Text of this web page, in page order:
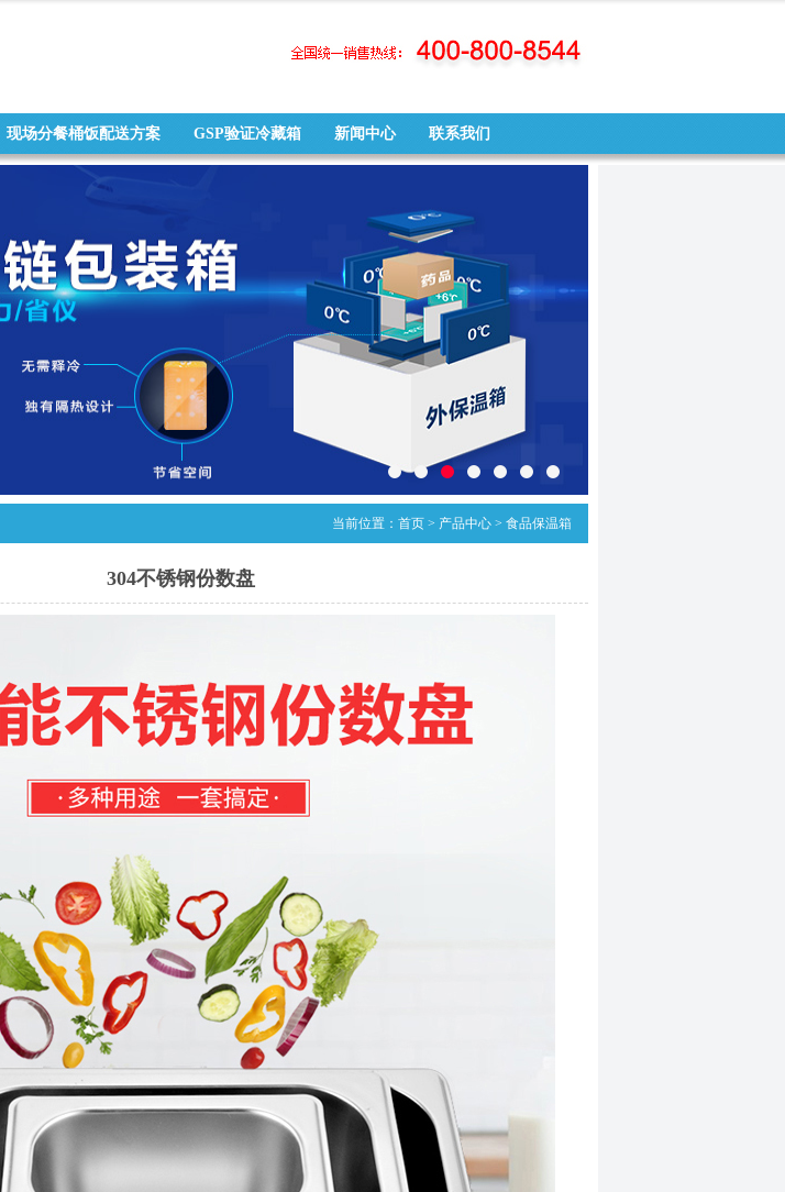
现场分餐桶饭配送方案 GSP验证冷藏箱 新闻中心 联系我们
当前位置： 首页> 产品中心> 食品保温箱
304不锈钢份数盘